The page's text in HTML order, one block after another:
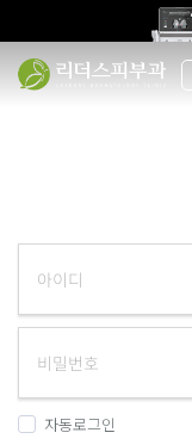
자동로그인